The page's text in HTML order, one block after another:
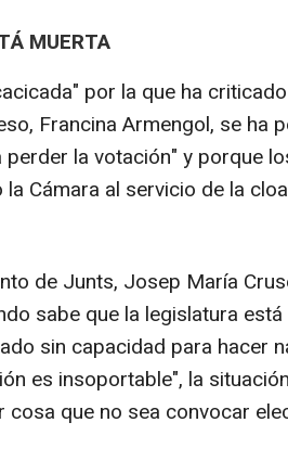
MUERTA
por la que ha
Francina Armengol, se ha
perder la votación" y porque
Cámara al servicio de la
de Junts, Josep María
sabe que la legislatura
sin capacidad para hacer
es insoportable", la
cosa que no sea convocar